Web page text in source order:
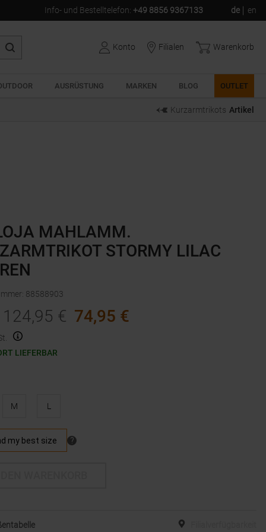
Info- und Bestelltelefon: +49 8856 9367133 de en
Konto Filialen Warenkorb
AUSRÜSTUNG MARKEN BLOG OUTLET
Kurzarmtrikots Artikel
MAHLAMM.
STORMY LILAC
: 88588903
124,95 € 74,95 €
LIEFERBAR
M L